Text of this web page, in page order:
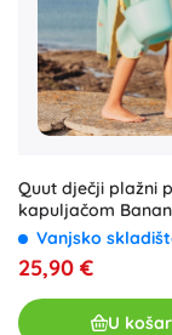
Quut dječji plažni
kapuljačom
Vanjsko
25,90 €
U